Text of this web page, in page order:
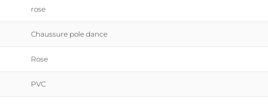
avec style dans votre pratique pole dance.
rose
Chaussure pole dance
Rose
PVC